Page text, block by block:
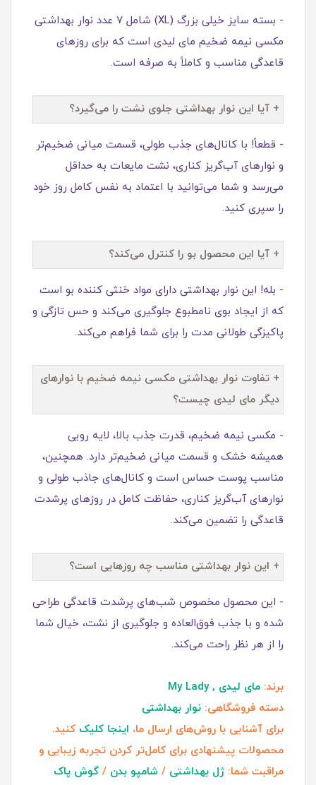
- بسته سایز خیلی بزرگ (XL) شامل ۷ عدد نوار بهداشتی
مکسی نیمه ضخیم مای لیدی است که برای روزهای
قاعدگی مناسب و کاملاً به صرفه است.
+ آیا این نوار بهداشتی جلوی نشت را می‌گیرد؟
- قطعاً! با کانال‌های جذب طولی، قسمت میانی ضخیم‌تر
و نوارهای آب‌گریز کناری، نشت مایعات به حداقل
می‌رسد و شما می‌توانید با اعتماد به نفس کامل روز خود
را سپری کنید.
+ آیا این محصول بو را کنترل می‌کند؟
- بله! این نوار بهداشتی دارای مواد خنثی کننده بو است
که از ایجاد بوی نامطبوع جلوگیری می‌کند و حس تازگی و
پاکیزگی طولانی مدت را برای شما فراهم می‌کند.
+ تفاوت نوار بهداشتی مکسی نیمه ضخیم با نوارهای
دیگر مای‌ لیدی چیست؟
- مکسی نیمه ضخیم، قدرت جذب بالا، لایه رویی
همیشه خشک و قسمت میانی ضخیم‌تر دارد. همچنین،
مناسب پوست حساس است و کانال‌های جاذب طولی و
نوارهای آب‌گریز کناری، حفاظت کامل در روزهای پرشدت
قاعدگی را تضمین می‌کند.
+ این نوار بهداشتی مناسب چه روزهایی است؟
- این محصول مخصوص شب‌های پرشدت قاعدگی طراحی
شده و با جذب فوق‌العاده و جلوگیری از نشت، خیال شما
را از هر نظر راحت می‌کند.
برند: مای لیدی , My Lady
دسته فروشگاهی: نوار بهداشتی
برای آشنایی با روش‌های ارسال ما، اینجا کلیک کنید.
محصولات پیشنهادی برای کامل‌تر کردن تجربه زیبایی و
مراقبت شما: ژل بهداشتی / شامپو بدن / گوش پاک